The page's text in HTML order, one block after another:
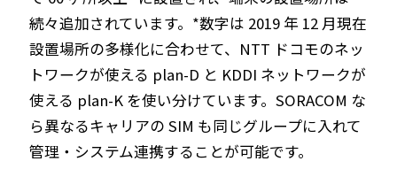
続々追加されています。*数字は 2019 年 12 月現在
設置場所の多様化に合わせて、NTT ドコモのネッ
トワークが使える plan-D と KDDI ネットワークが
使える plan-K を使い分けています。SORACOM な
ら異なるキャリアの SIM も同じグループに入れて
管理・システム連携することが可能です。